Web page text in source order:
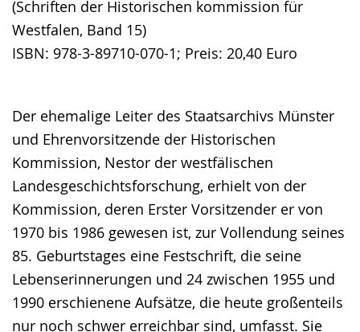
(Schriften der Historischen kommission für
Westfalen, Band 15)
ISBN: 978-3-89710-070-1; Preis: 20,40 Euro
Der ehemalige Leiter des Staatsarchivs Münster
und Ehrenvorsitzende der Historischen
Kommission, Nestor der westfälischen
Landesgeschichtsforschung, erhielt von der
Kommission, deren Erster Vorsitzender er von
1970 bis 1986 gewesen ist, zur Vollendung seines
85. Geburtstages eine Festschrift, die seine
Lebenserinnerungen und 24 zwischen 1955 und
1990 erschienene Aufsätze, die heute großenteils
nur noch schwer erreichbar sind, umfasst. Sie